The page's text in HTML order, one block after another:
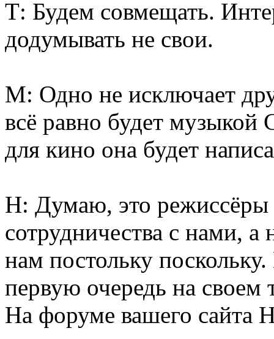
Т: Будем совмещать.
додумывать не свои.
М: Одно не исключает
всё равно будет музыкой
для кино она будет
Н: Думаю, это режиссёры
сотрудничества с нами,
нам постольку
первую очередь на своем
На форуме вашего сайта